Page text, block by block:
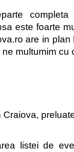
este foarte
are in plan
ne multumim
listei de